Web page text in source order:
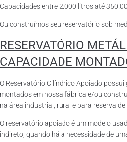
Capacidades entre 2.000 litros até
Ou construímos seu reservatório sob
RESERVATÓRIO
CAPACIDADE
O Reservatório Cilíndrico Apoiado
montados em nossa fábrica e/ou
na área industrial, rural e para reserva de
O reservatório apoiado é um modelo
indireto, quando há a necessidade de